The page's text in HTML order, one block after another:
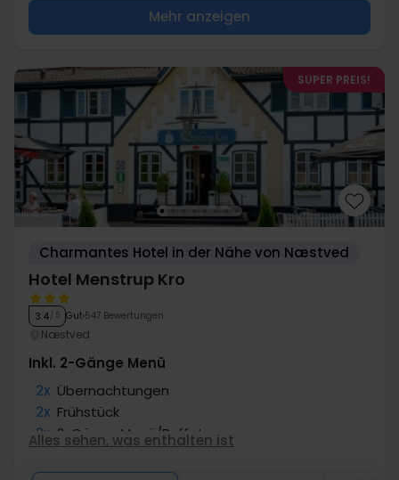
Mehr anzeigen
SUPER PREIS!
Charmantes Hotel in der Nähe von Næstved
Hotel Menstrup Kro
3.4/ 5 Gut 547 Bewertungen
Næstved
Inkl. 2-Gänge Menü
2x Übernachtungen
2x Frühstück
2x 2-Gänge Menü/Buffet
∞ Gratis Internet
Alles sehen, was enthalten ist